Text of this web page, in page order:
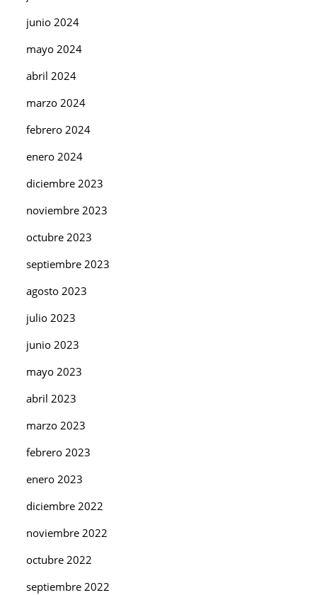
junio 2024
mayo 2024
abril 2024
marzo 2024
febrero 2024
enero 2024
diciembre 2023
noviembre 2023
octubre 2023
septiembre 2023
agosto 2023
julio 2023
junio 2023
mayo 2023
abril 2023
marzo 2023
febrero 2023
enero 2023
diciembre 2022
noviembre 2022
octubre 2022
septiembre 2022